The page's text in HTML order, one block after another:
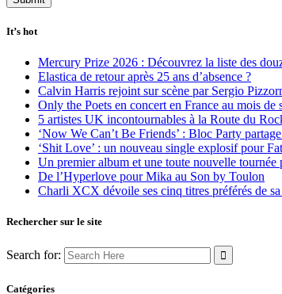
It’s hot
Mercury Prize 2026 : Découvrez la liste des
Elastica de retour après 25 ans d’absence ?
Calvin Harris rejoint sur scène par Sergio
Only the Poets en concert en France au mois de
5 artistes UK incontournables à la Route du
‘Now We Can’t Be Friends’ : Bloc Party
‘Shit Love’ : un nouveau single explosif pour
Un premier album et une toute nouvelle tournée
De l’Hyperlove pour Mika au Son by Toulon
Charli XCX dévoile ses cinq titres préférés de
Rechercher sur le site
Search for:
Catégories